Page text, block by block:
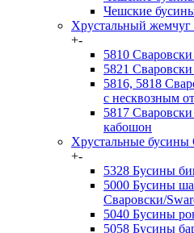
Чешские
Хрустальный жемчуг
+-
5810
5821
5816, 5818
с несквозным
5817
кабошон
Хрустальные бусины
+-
5328 Бусины
5000 Бусины
Сваровски/
5040 Бусины
5058 Бусины